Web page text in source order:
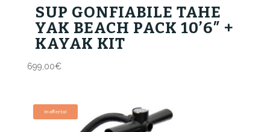
SUP GONFIABILE TAHE
YAK BEACH PACK 10’6″ +
KAYAK KIT
699,00€
In offerta!